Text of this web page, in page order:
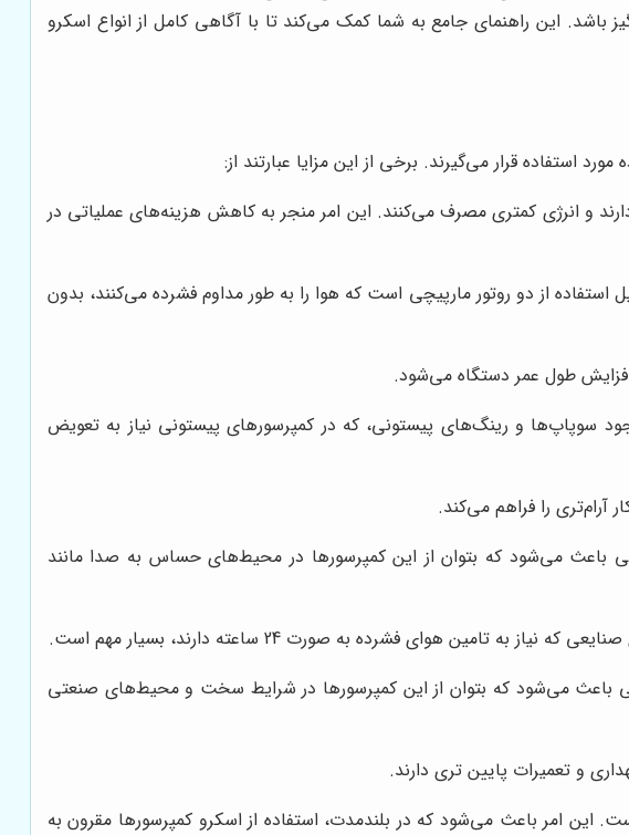
باشد. این راهنمای جامع به شما کمک می‌کند تا با آگاهی کامل از انواع اسکرو
استفاده قرار می‌گیرند. برخی از این مزایا عبارتند از:
و انرژی کمتری مصرف می‌کنند. این امر منجر به کاهش هزینه‌های عملیاتی در
استفاده از دو روتور مارپیچی است که هوا را به طور مداوم فشرده می‌کنند، بدون
طول عمر دستگاه می‌شود.
سوپاپ‌ها و رینگ‌های پیستونی، که در کمپرسورهای پیستونی نیاز به تعویض
را فراهم می‌کند.
باعث می‌شود که بتوان از این کمپرسورها در محیط‌های حساس به صدا مانند
هوای فشرده به صورت 24 ساعته دارند، بسیار مهم است.
باعث می‌شود که بتوان از این کمپرسورها در شرایط سخت و محیط‌های صنعتی
و تعمیرات پایین تری دارند.
امر باعث می‌شود که در بلندمدت، استفاده از اسکرو کمپرسورها مقرون به